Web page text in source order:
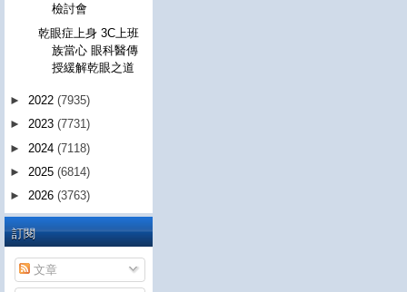
檢討會
乾眼症上身 3C上班
族當心 眼科醫傳
授緩解乾眼之道
► 2022 (7935)
► 2023 (7731)
► 2024 (7118)
► 2025 (6814)
► 2026 (3763)
訂閱
文章